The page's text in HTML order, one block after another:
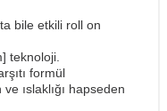
bile etkili roll on
teknoloji.
formül
ıslaklığı hapseden